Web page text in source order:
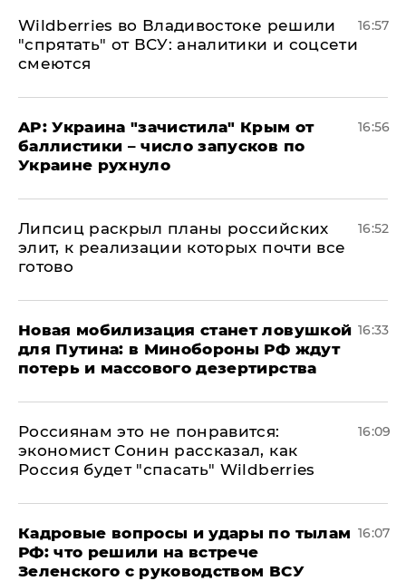
Wildberries во Владивостоке решили
"спрятать" от ВСУ: аналитики и соцсети
смеются
16:57
AP: Украина "зачистила" Крым от
баллистики – число запусков по
Украине рухнуло
16:56
Липсиц раскрыл планы российских
элит, к реализации которых почти все
готово
16:52
​Новая мобилизация станет ловушкой
для Путина: в Минобороны РФ ждут
потерь и массового дезертирства
16:33
Россиянам это не понравится:
экономист Сонин рассказал, как
Россия будет "спасать" Wildberries
16:09
Кадровые вопросы и удары по тылам
РФ: что решили на встрече
Зеленского с руководством ВСУ
16:07